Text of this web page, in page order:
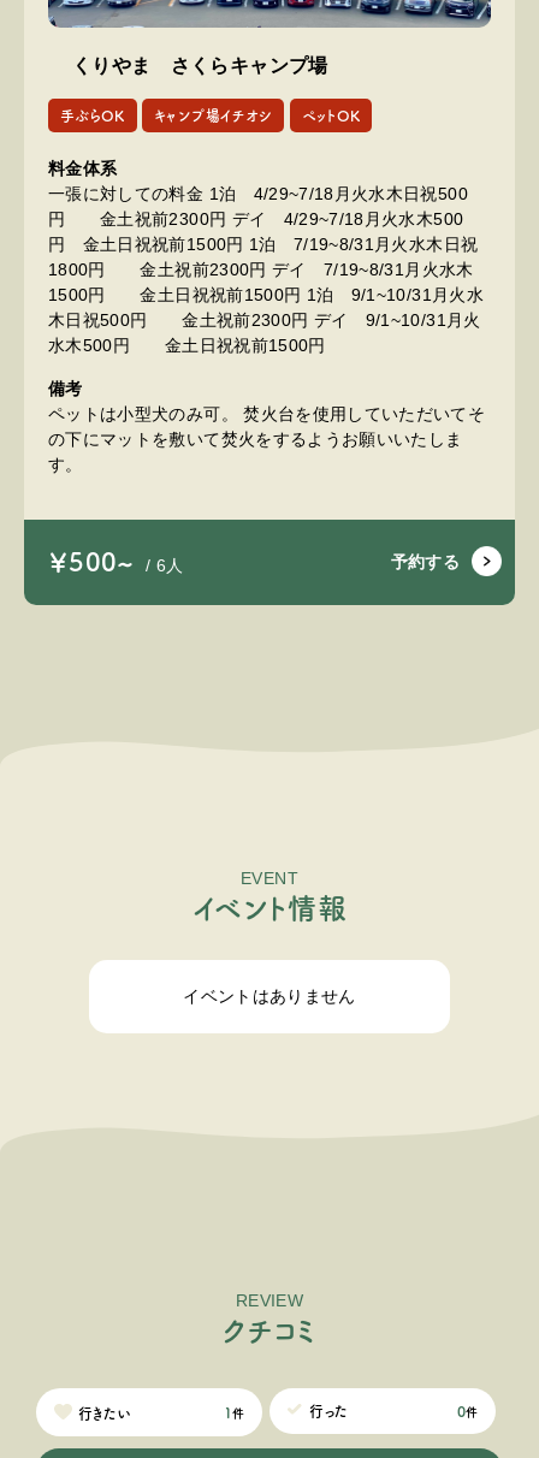
くりやま さくらキャンプ場
手ぶらOK キャンプ場イチオシ ペットOK
料金体系
一張に対しての料金 1泊 4/29~7/18月火水木日祝500
円 金土祝前2300円 デイ 4/29~7/18月火水木500
円 金土日祝祝前1500円 1泊 7/19~8/31月火水木日祝
1800円 金土祝前2300円 デイ 7/19~8/31月火水木
1500円 金土日祝祝前1500円 1泊 9/1~10/31月火水
木日祝500円 金土祝前2300円 デイ 9/1~10/31月火
水木500円 金土日祝祝前1500円
備考
ペットは小型犬のみ可。 焚火台を使用していただいてそ
の下にマットを敷いて焚火をするようお願いいたしま
す。
￥500~ / 6人 予約する
EVENT
イベン ト情報
イベントはありません
REVIEW
ク チ コ ミ
行きたい 1件 行った 0件